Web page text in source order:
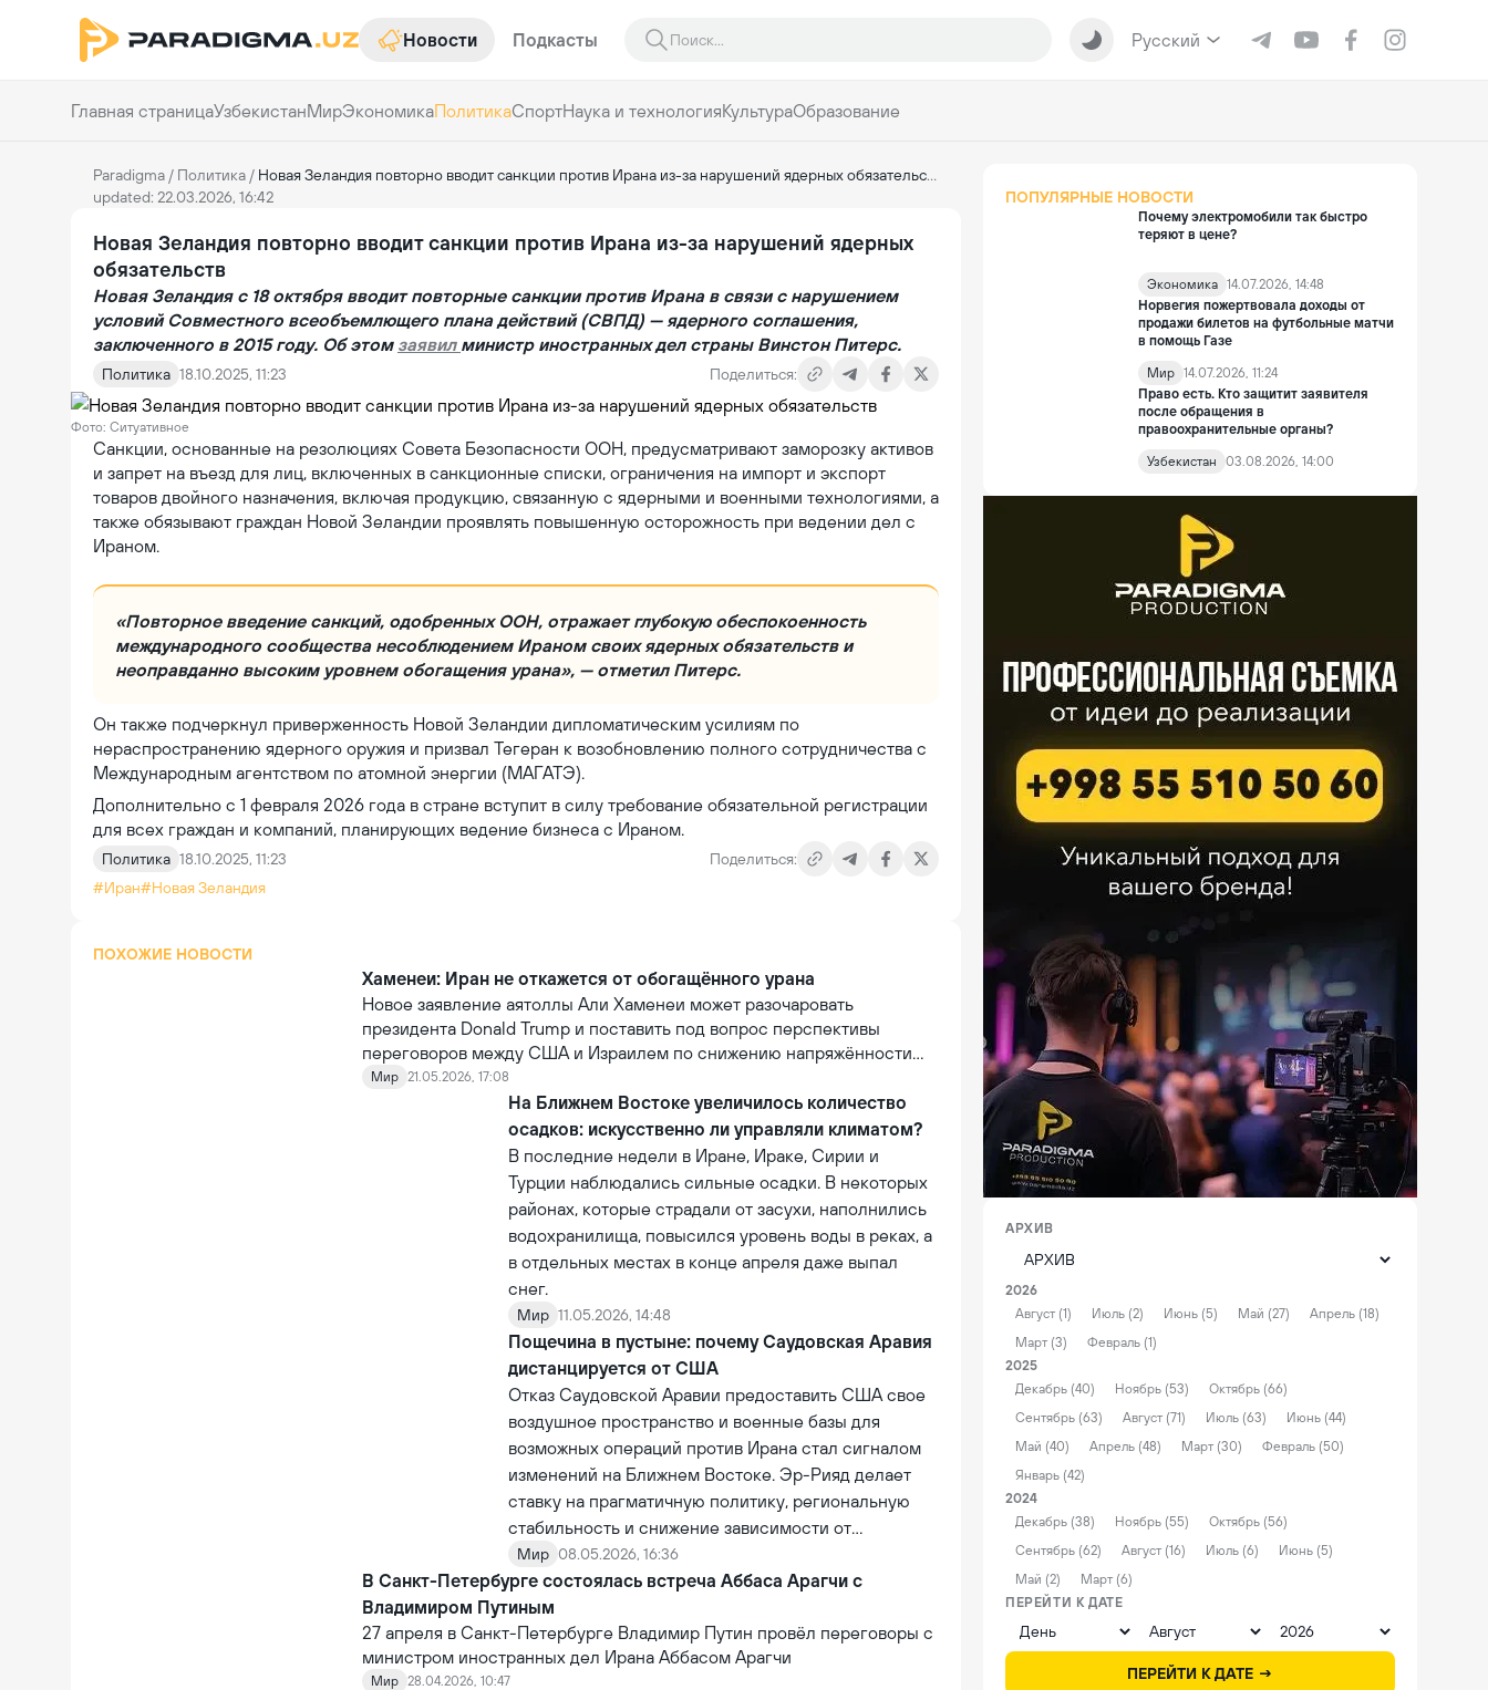
Новости Подкасты Русский
Главная страницаУзбекистанМирЭкономикаПолитикаСпортНаука и технологияКультураОбразование
Paradigma / Политика / Новая Зеландия повторно вводит санкции против Ирана из-за нарушений ядерных обязательств
updated: 22.03.2026, 16:42
Новая Зеландия повторно вводит санкции против Ирана из-за нарушений ядерных
обязательств
Новая Зеландия с 18 октября вводит повторные санкции против Ирана в связи с нарушением
условий Совместного всеобъемлющего плана действий (СВПД) — ядерного соглашения,
заключенного в 2015 году. Об этом заявил министр иностранных дел страны Винстон Питерс.
Политика 18.10.2025, 11:23 Поделиться:
Фото: Ситуативное
Санкции, основанные на резолюциях Совета Безопасности ООН, предусматривают заморозку активов
и запрет на въезд для лиц, включенных в санкционные списки, ограничения на импорт и экспорт
товаров двойного назначения, включая продукцию, связанную с ядерными и военными технологиями, а
также обязывают граждан Новой Зеландии проявлять повышенную осторожность при ведении дел с
Ираном.
«Повторное введение санкций, одобренных ООН, отражает глубокую обеспокоенность
международного сообщества несоблюдением Ираном своих ядерных обязательств и
неоправданно высоким уровнем обогащения урана», — отметил Питерс.
Он также подчеркнул приверженность Новой Зеландии дипломатическим усилиям по
нераспространению ядерного оружия и призвал Тегеран к возобновлению полного сотрудничества с
Международным агентством по атомной энергии (МАГАТЭ).
Дополнительно с 1 февраля 2026 года в стране вступит в силу требование обязательной регистрации
для всех граждан и компаний, планирующих ведение бизнеса с Ираном.
Политика 18.10.2025, 11:23
Поделиться:
#Иран#Новая Зеландия
ПОХОЖИЕ НОВОСТИ
Хаменеи: Иран не откажется от обогащённого урана
Новое заявление аятоллы Али Хаменеи может разочаровать
президента Donald Trump и поставить под вопрос перспективы
переговоров между США и Израилем по снижению напряжённости
вокруг Ирана.
Мир 21.05.2026, 17:08
На Ближнем Востоке увеличилось количество
осадков: искусственно ли управляли климатом?
В последние недели в Иране, Ираке, Сирии и
Турции наблюдались сильные осадки. В некоторых
районах, которые страдали от засухи, наполнились
водохранилища, повысился уровень воды в реках, а
в отдельных местах в конце апреля даже выпал
снег.
Мир 11.05.2026, 14:48
Пощечина в пустыне: почему Саудовская Аравия
дистанцируется от США
Отказ Саудовской Аравии предоставить США свое
воздушное пространство и военные базы для
возможных операций против Ирана стал сигналом
изменений на Ближнем Востоке. Эр-Рияд делает
ставку на прагматичную политику, региональную
стабильность и снижение зависимости от
Вашингтона, усиливая сотрудничество с новыми
центрами силы, включая Китай и БРИКС.
Мир 08.05.2026, 16:36
В Санкт-Петербурге состоялась встреча Аббаса Арагчи с
Владимиром Путиным
27 апреля в Санкт-Петербурге Владимир Путин провёл переговоры с
министром иностранных дел Ирана Аббасом Арагчи
Мир 28.04.2026, 10:47
ПОПУЛЯРНЫЕ НОВОСТИ
Почему электромобили так быстро
теряют в цене?
Экономика 14.07.2026, 14:48
Норвегия пожертвовала доходы от
продажи билетов на футбольные матчи
в помощь Газе
Мир 14.07.2026, 11:24
Право есть. Кто защитит заявителя
после обращения в
правоохранительные органы?
Узбекистан 03.08.2026, 14:00
АРХИВ
2026
Август (1)
Июль (2) Июнь (5) Май (27)
Апрель (18)
Март (3)
Февраль (1)
2025
Декабрь (40)
Ноябрь (53)
Октябрь (66)
Сентябрь (63)
Август (71) Июль (63)
Июнь (44)
Май (40)
Апрель (48) Март (30)
Февраль (50)
Январь (42)
2024
Декабрь (38)
Ноябрь (55)
Октябрь (56)
Сентябрь (62)
Август (16) Июль (6)
Июнь (5)
Май (2)
Март (6)
ПЕРЕЙТИ К ДАТЕ
ПЕРЕЙТИ К ДАТЕ →